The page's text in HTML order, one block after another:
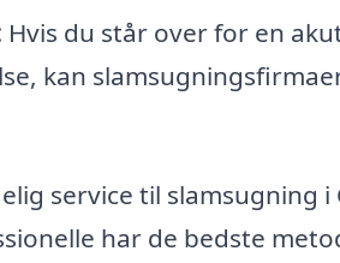
Hvis du står over for en
kan
service til slamsugning
har de bedste